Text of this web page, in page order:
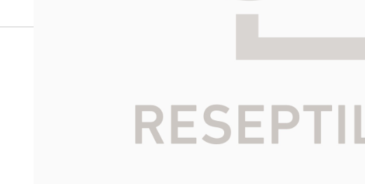
Apteekin tiedot
Katso sijainti kartalla